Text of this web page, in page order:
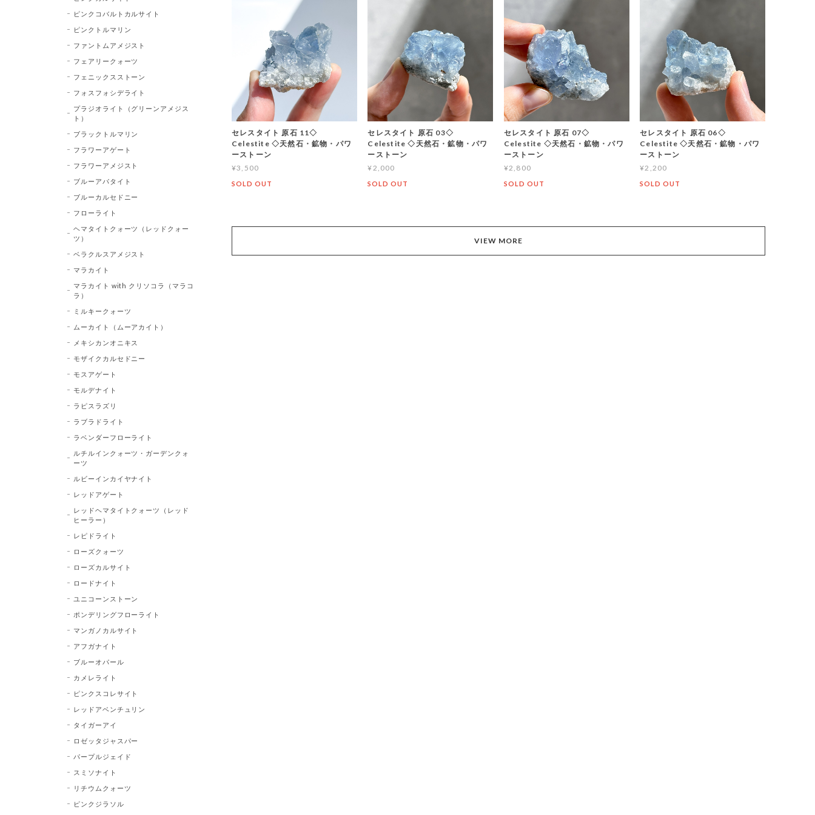
セレスタイト 原石 11◇
Celestite ◇天然石・鉱物・パワ
ーストーン
¥3,500
SOLD OUT
セレスタイト 原石 03◇
Celestite ◇天然石・鉱物・パワ
ーストーン
¥2,000
SOLD OUT
セレスタイト 原石 07◇
Celestite ◇天然石・鉱物・パワ
ーストーン
¥2,800
SOLD OUT
セレスタイト 原石 06◇
Celestite ◇天然石・鉱物・パワ
ーストーン
¥2,200
SOLD OUT
VIEW MORE
ピンクコバルトカルサイト
ピンクトルマリン
ファントムアメジスト
フェアリークォーツ
フェニックスストーン
フォスフォシデライト
プラジオライト（グリーンアメジス
ト）
ブラックトルマリン
フラワーアゲート
フラワーアメジスト
ブルーアパタイト
ブルーカルセドニー
フローライト
ヘマタイトクォーツ（レッドクォー
ツ）
ベラクルスアメジスト
マラカイト
マラカイト with クリソコラ（マラコ
ラ）
ミルキークォーツ
ムーカイト（ムーアカイト）
メキシカンオニキス
モザイクカルセドニー
モスアゲート
モルデナイト
ラピスラズリ
ラブラドライト
ラベンダーフローライト
ルチルインクォーツ・ガーデンクォ
ーツ
ルビーインカイヤナイト
レッドアゲート
レッドヘマタイトクォーツ（レッド
ヒーラー）
レピドライト
ローズクォーツ
ローズカルサイト
ロードナイト
ユニコーンストーン
ポンデリングフローライト
マンガノカルサイト
アフガナイト
ブルーオパール
カメレライト
ピンクスコレサイト
レッドアベンチュリン
タイガーアイ
ロゼッタジャスパー
パープルジェイド
スミソナイト
リチウムクォーツ
ピンクジラソル